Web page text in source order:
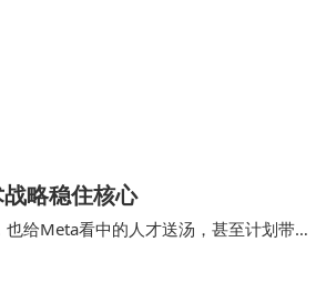
用风冷机房部署，为数据中心基础设施提
略稳住核心
给Meta看中的人才送汤，甚至计划带核